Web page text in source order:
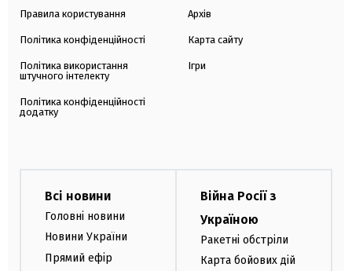
Правила користування
Політика конфіденційності
Політика використання
штучного інтелекту
Політика конфіденційності
додатку
Архів
Карта сайту
Ігри
Всі новини
Головні новини
Новини України
Прямий ефір
Війна Росії з
Україною
Ракетні обстріли
Карта бойових дій